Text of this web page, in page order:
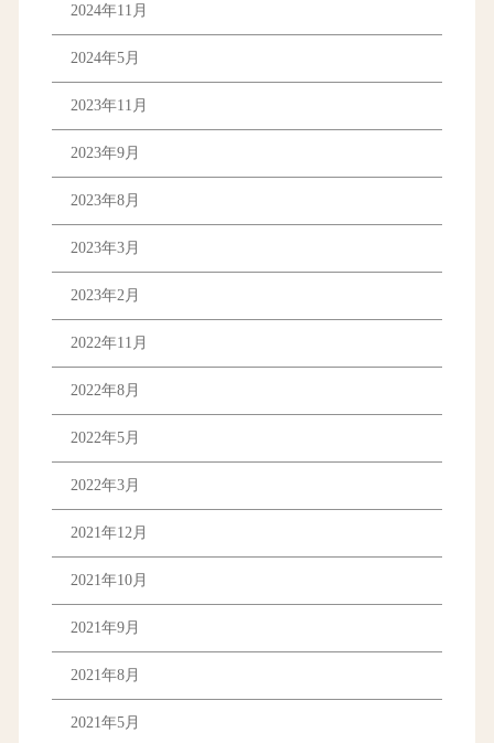
2024年11月
2024年5月
2023年11月
2023年9月
2023年8月
2023年3月
2023年2月
2022年11月
2022年8月
2022年5月
2022年3月
2021年12月
2021年10月
2021年9月
2021年8月
2021年5月